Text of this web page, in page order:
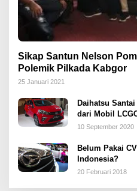
Sikap Santun Nelson
Polemik Pilkada Kabgor
25 Januari 2021
Daihatsu
dari Mobil
10 September 2020
Belum Pakai
Indonesia?
20 Februari 2018